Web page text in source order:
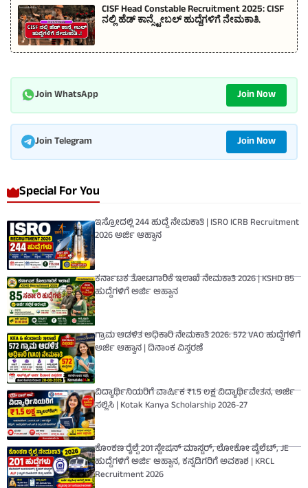
CISF Head Constable Recruitment 2025: CISF
ನಲ್ಲಿ ಹೆಡ್ ಕಾನ್ಸ್ಟೇಬಲ್ ಹುದ್ದೆಗಳಿಗೆ ನೇಮಕಾತಿ.
Join WhatsApp Join Now
Join Telegram Join Now
Special For You
ಇಸ್ರೋದಲ್ಲಿ 244 ಹುದ್ದೆ ನೇಮಕಾತಿ | ISRO ICRB Recruitment
2026 ಅರ್ಜಿ ಆಹ್ವಾನ
ಕರ್ನಾಟಕ ತೋಟಗಾರಿಕೆ ಇಲಾಖೆ ನೇಮಕಾತಿ 2026 | KSHD 85
ಹುದ್ದೆಗಳಿಗೆ ಅರ್ಜಿ ಆಹ್ವಾನ
ಗ್ರಾಮ ಆಡಳಿತ ಅಧಿಕಾರಿ ನೇಮಕಾತಿ 2026: 572 VAO ಹುದ್ದೆಗಳಿಗೆ
ಅರ್ಜಿ ಆಹ್ವಾನ | ದಿನಾಂಕ ವಿಸ್ತರಣೆ
ವಿದ್ಯಾರ್ಥಿನಿಯರಿಗೆ ವಾರ್ಷಿಕ ₹1.5 ಲಕ್ಷ ವಿದ್ಯಾರ್ಥಿವೇತನ, ಅರ್ಜಿ
ಸಲ್ಲಿಸಿ | Kotak Kanya Scholarship 2026-27
ಕೊಂಕಣ ರೈಲ್ವೆ 201 ಸ್ಟೇಷನ್ ಮಾಸ್ಟರ್, ಲೋಕೋ ಪೈಲೆಟ್, JE
ಹುದ್ದೆಗಳಿಗೆ ಅರ್ಜಿ ಆಹ್ವಾನ, ಕನ್ನಡಿಗರಿಗೆ ಅವಕಾಶ | KRCL
Recruitment 2026